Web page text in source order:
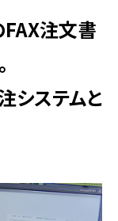
注文書
システムと